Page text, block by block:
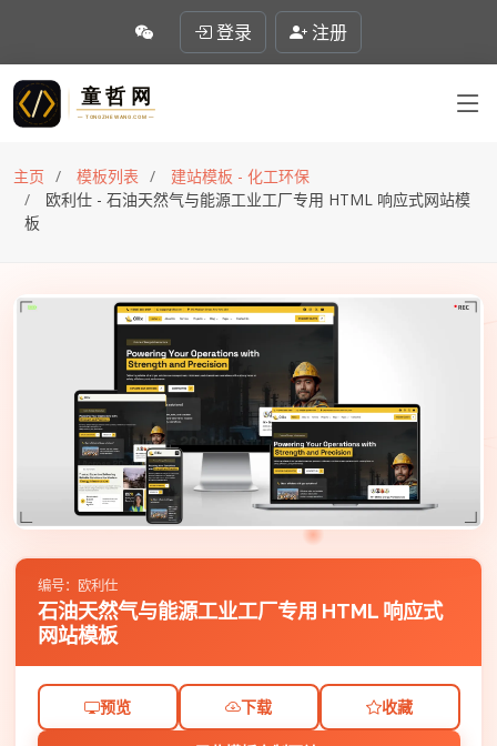
登录 注册
主页 模板列表
建站模板 - 化工环保
欧利仕 - 石油天然气与能源工业工厂专用 HTML 响应式网站模
板
编号：欧利仕
石油天然气与能源工业工厂专用 HTML 响应式
网站模板
预览 下载 收藏